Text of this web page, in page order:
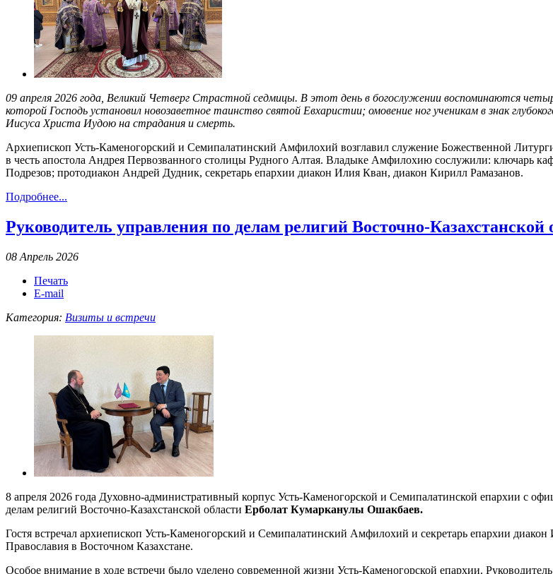
09 апреля 2026 года, Великий Четверг Страстной седмицы. В этот день в богослужении воспоминаются
которой Господь установил новозаветное таинство святой Евхаристии; омовение ног ученикам в знак
Иисуса Христа Иудою на страдания и смерть.
Архиепископ Усть-Каменогорский и Семипалатинский Амфилохий возглавил служение Божественной
в честь апостола Андрея Первозванного столицы Рудного Алтая. Владыке Амфилохию сослужили: ключарь
Подрезов; протодиакон Андрей Дудник, секретарь епархии диакон Илия Кван, диакон Кирилл Рамазанов.
Подробнее...
Руководитель управления по делам религий Восточно-
08 Апрель 2026
Печать
E-mail
Категория: Визиты и встречи
8 апреля 2026 года Духовно-административный корпус Усть-Каменогорской и Семипалатинской епархии с
делам религий Восточно-Казахстанской области Ерболат Кумарканулы Ошакбаев.
Гостя встречал архиепископ Усть-Каменогорский и Семипалатинский Амфилохий и секретарь епархии
Православия в Восточном Казахстане.
Особое внимание в ходе встречи было уделено современной жизни Усть-Каменогорской епархии.